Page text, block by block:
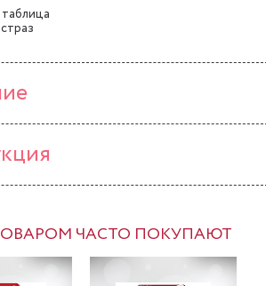
ЧАСТО ПОКУПАЮТ